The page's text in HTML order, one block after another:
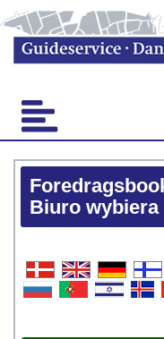
Biuro wybiera